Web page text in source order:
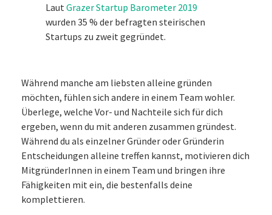
Laut Grazer Startup Barometer 2019
wurden 35 % der befragten steirischen
Startups zu zweit gegründet.
Während manche am liebsten alleine gründen
möchten, fühlen sich andere in einem Team wohler.
Überlege, welche Vor- und Nachteile sich für dich
ergeben, wenn du mit anderen zusammen gründest.
Während du als einzelner Gründer oder Gründerin
Entscheidungen alleine treffen kannst, motivieren dich
MitgründerInnen in einem Team und bringen ihre
Fähigkeiten mit ein, die bestenfalls deine
komplettieren.